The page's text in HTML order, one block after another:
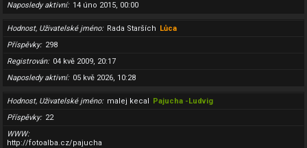
Naposledy aktivní
14 úno 2015, 00:00
Hodnost, Uživatelské jméno Rada Starších Lůca
Příspěvky
298
Registrován
04 kvě 2009, 20:17
Naposledy aktivní
05 kvě 2026, 10:28
Hodnost, Uživatelské jméno malej kecal Pajucha -Ludvig
Příspěvky
22
WWW
http://fotoalba.cz/pajucha